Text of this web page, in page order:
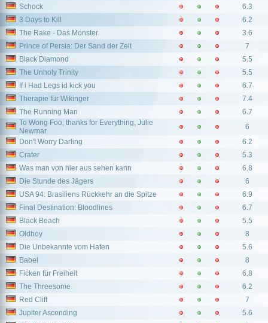
Schock
6.3
3 Days to Kill
6.2
The Rake - Das Monster
3.6
Prince of Persia: Der Sand der Zeit
7
Black Diamond
5.5
The Unholy Trinity
5.5
If i Had Legs id kick you
6.7
Therapie für Wikinger
7.4
The Running Man
6.7
To Wong Foo, thanks for Everything, Julie
Newmar
6
Don't Worry Darling
6.2
Crater
5.3
Was man von hier aus sehen kann
6.8
Die Stunde des Jägers
6
USA 94: Brasiliens Rückkehr an die Spitze
6.9
Final Destination: Bloodlines
6.7
Black Beach
5.5
Oldboy
8
Die Unbekannte vom Hafen
5.6
Babel
8
Ficken für Freiheit
6.8
The Threesome
6.2
Red Cliff
7
Jupiter Ascending
5.6